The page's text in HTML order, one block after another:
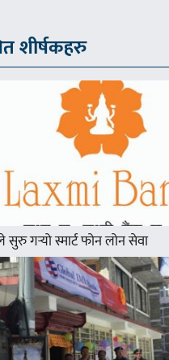
शीर्षकहरु
सुरु गर्‍यो स्मार्ट फोन लोन सेवा